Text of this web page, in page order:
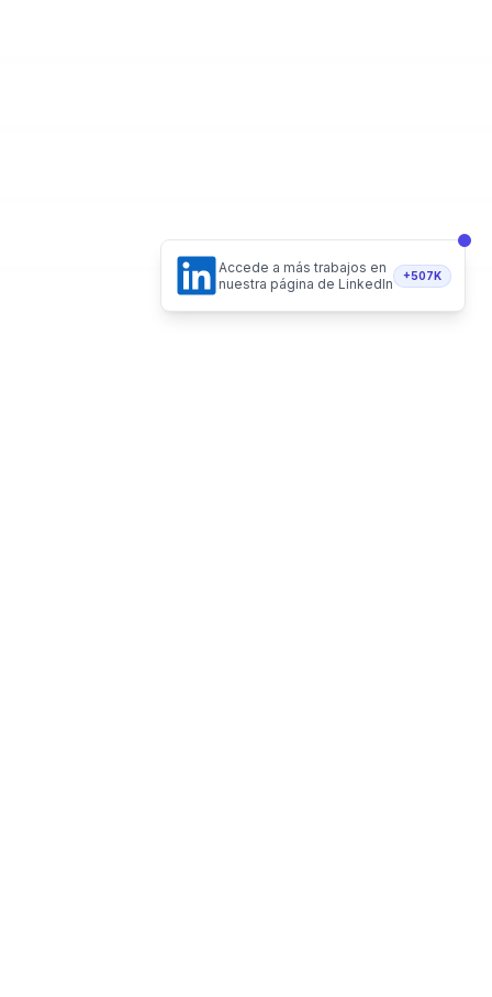
Accede a más trabajos en
nuestra página de LinkedIn
+507K